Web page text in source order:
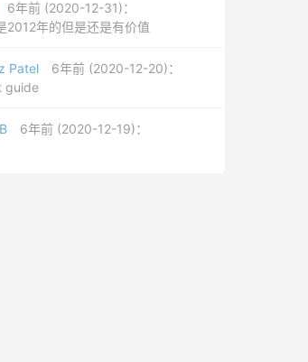
6年前 (2020-12-31)：
2012年的但是还是有价值
Patel
6年前 (2020-12-20)：
guide
6年前 (2020-12-19)：